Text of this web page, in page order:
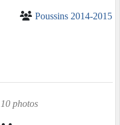
Poussins 2014-2015
10 photos